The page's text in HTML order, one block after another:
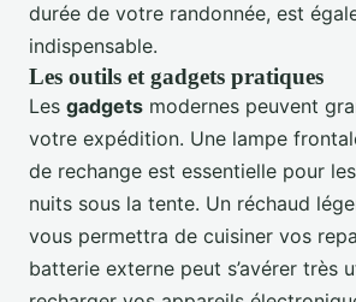
durée de votre randonnée, est
indispensable.
Les outils et gadgets pratiques
Les gadgets modernes peuvent
votre expédition. Une lampe
de rechange est essentielle pour
nuits sous la tente. Un réchaud
vous permettra de cuisiner vos
batterie externe peut s’avérer très